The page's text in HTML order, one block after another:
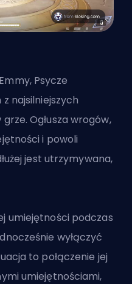
Psycze
najsilniejszych
Ogłusza wrogów,
i powoli
jest utrzymywana,
umiejętności podczas
wyłączyć
to połączenie jej
umiejętnościami,